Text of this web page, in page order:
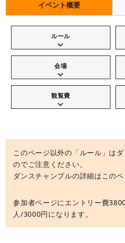
イベント概要
ルール
会場
観覧費
このページ以外の「ルール」は
のでご注意ください。
ダンスチャンプルの詳細はこのペ
参加者ページにエントリー費
人/3000円になります。